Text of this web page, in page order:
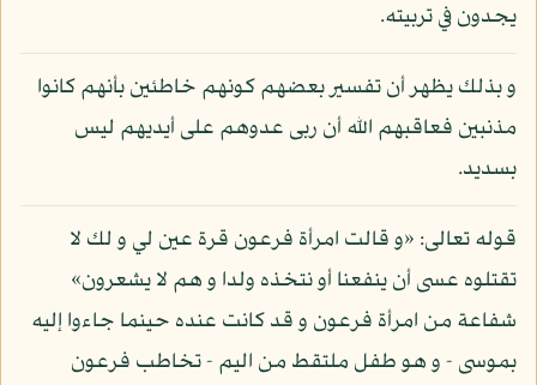
يجدون في تربيته.
و بذلك يظهر أن تفسير بعضهم كونهم خاطئين بأنهم كانوا
مذنبين فعاقبهم الله أن ربى عدوهم على أيديهم ليس
بسديد.
قوله تعالى: «و قالت امرأة فرعون قرة عين لي و لك لا
تقتلوه عسى أن ينفعنا أو نتخذه ولدا و هم لا يشعرون»
شفاعة من امرأة فرعون و قد كانت عنده حينما جاءوا إليه
بموسى - و هو طفل ملتقط من اليم - تخاطب فرعون